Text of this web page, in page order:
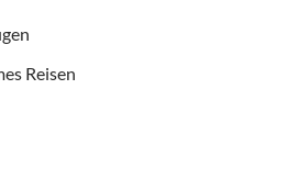
Reisen